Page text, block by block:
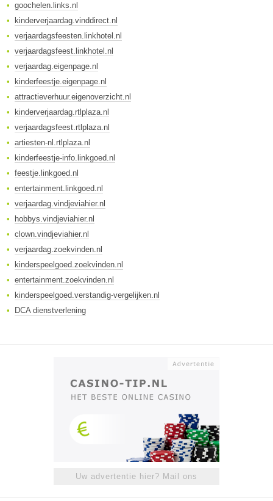
goochelen.links.nl
kinderverjaardag.vinddirect.nl
verjaardagsfeesten.linkhotel.nl
verjaardagsfeest.linkhotel.nl
verjaardag.eigenpage.nl
kinderfeestje.eigenpage.nl
attractieverhuur.eigenoverzicht.nl
kinderverjaardag.rtlplaza.nl
verjaardagsfeest.rtlplaza.nl
artiesten-nl.rtlplaza.nl
kinderfeestje-info.linkgoed.nl
feestje.linkgoed.nl
entertainment.linkgoed.nl
verjaardag.vindjeviahier.nl
hobbys.vindjeviahier.nl
clown.vindjeviahier.nl
verjaardag.zoekvinden.nl
kinderspeelgoed.zoekvinden.nl
entertainment.zoekvinden.nl
kinderspeelgoed.verstandig-vergelijken.nl
DCA dienstverlening
Uw advertentie hier? Mail ons